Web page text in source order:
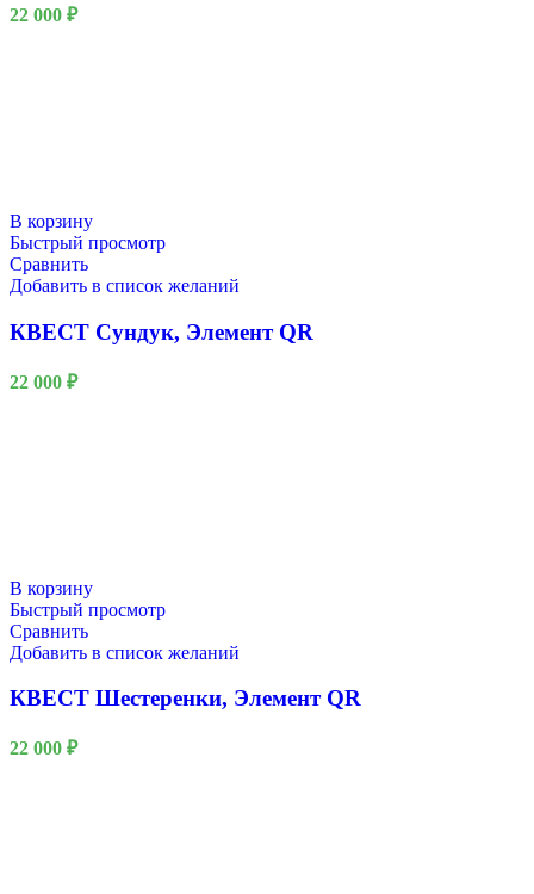
22 000 ₽
В корзину
Быстрый просмотр
Сравнить
Добавить в список желаний
КВЕСТ Сундук, Элемент QR
22 000 ₽
В корзину
Быстрый просмотр
Сравнить
Добавить в список желаний
КВЕСТ Шестеренки, Элемент QR
22 000 ₽